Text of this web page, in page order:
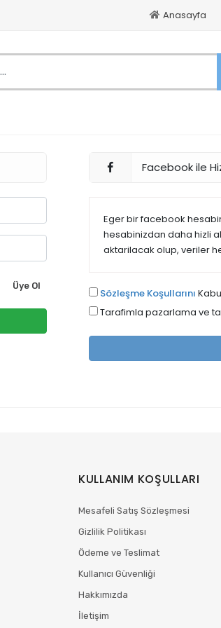
Anasayfa
Üye Ol
Facebook ile
Eger bir facebook
hesabinizdan daha hizli
aktarilacak olup, veriler
Sözleşme Koşullarını
Tarafimla pazarlama ve
KULLANIM KOŞULLARI
Mesafeli Satış Sözleşmesi
Gizlilik Politikası
Ödeme ve Teslimat
Kullanıcı Güvenliği
Hakkımızda
İletişim